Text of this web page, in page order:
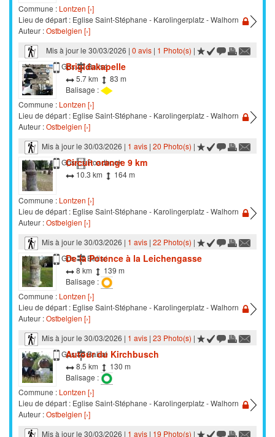
Commune : Lontzen [›]
Lieu de départ : Eglise Saint-Stéphane - Karolingerplatz - Walhorn
Auteur :Ostbelgien [›]
Mis à jour le 30/03/2026 | 0 avis| 1 Photo(s) |
Marche
Gps Balisé
Brigidakapelle
5.7 km
83 m
Balisage :
Commune : Lontzen [›]
Lieu de départ : Eglise Saint-Stéphane - Karolingerplatz - Walhorn
Auteur :Ostbelgien [›]
Mis à jour le 30/03/2026 | 1 avis| 20 Photo(s) |
Marche
Gps Roadbook
Circuit orange 9 km
10.3 km 164 m
Commune : Lontzen [›]
Lieu de départ : Eglise Saint-Stéphane - Karolingerplatz - Walhorn
Auteur :Ostbelgien [›]
Mis à jour le 30/03/2026 | 1 avis| 22 Photo(s) |
Marche
Gps Balisé
De la Potence à la Leichengasse
8 km
139 m
Balisage :
Commune : Lontzen [›]
Lieu de départ : Eglise Saint-Stéphane - Karolingerplatz - Walhorn
Auteur :Ostbelgien [›]
Mis à jour le 30/03/2026 | 1 avis| 23 Photo(s) |
Marche
Gps Balisé
Autour du Kirchbusch
8.5 km
130 m
Balisage :
Commune : Lontzen [›]
Lieu de départ : Eglise Saint-Stéphane - Karolingerplatz - Walhorn
Auteur :Ostbelgien [›]
Mis à jour le 30/03/2026 | 1 avis| 19 Photo(s) |